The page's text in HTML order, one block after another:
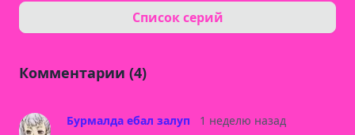
Список серий
Комментарии (4)
Бурмалда ебал залуп 1 неделю назад